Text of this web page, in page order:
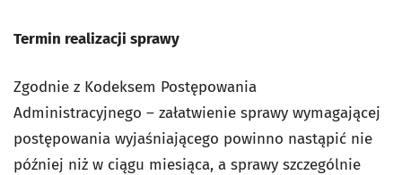
Termin realizacji sprawy
Zgodnie z Kodeksem Postępowania
Administracyjnego – załatwienie sprawy wymagającej
postępowania wyjaśniającego powinno nastąpić nie
później niż w ciągu miesiąca, a sprawy szczególnie